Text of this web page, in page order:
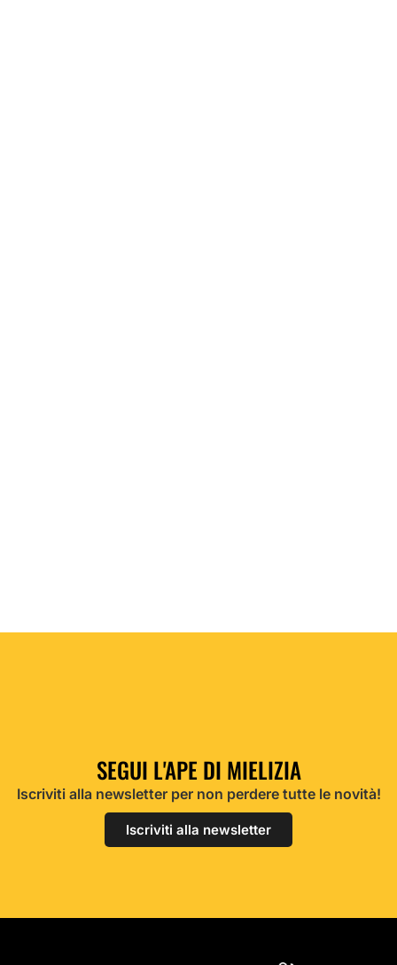
SEGUI L'APE DI MIELIZIA
Iscriviti alla newsletter per non perdere tutte le novità!
Iscriviti alla newsletter